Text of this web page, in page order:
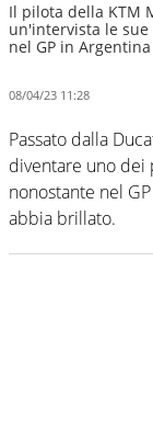
Il pilota della KTM
un'intervista le
nel GP in Argentina
08/04/23 11:28
Passato dalla
diventare uno dei
nonostante nel
abbia brillato.